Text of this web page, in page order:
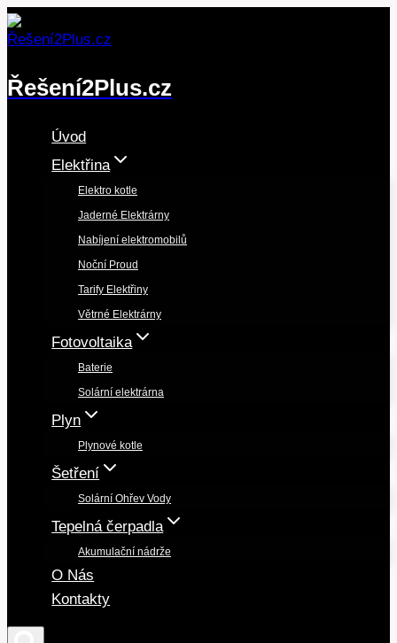
Přeskočit
na
Řešení2Plus.cz
Úvod
Elektřina
Elektro kotle
Jaderné Elektrárny
Nabíjení elektromobilů
Noční Proud
Tarify Elektřiny
Větrné Elektrárny
Fotovoltaika
Baterie
Solární elektrárna
Plyn
Plynové kotle
Šetření
Solární Ohřev Vody
Tepelná čerpadla
Akumulační nádrže
O Nás
Kontakty